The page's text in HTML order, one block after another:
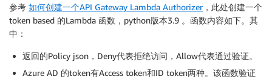
参考 如何创建一个API Gateway Lambda Authorizer，此处创建一个
token based 的Lambda 函数，python版本3.9 。函数内容如下。其
中：
返回的Policy json，Deny代表拒绝访问，Allow代表通过验证。
Azure AD 的token有Access token和ID token两种。该函数验证